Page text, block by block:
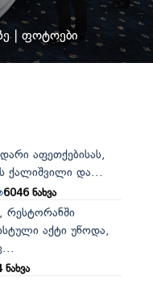
| ფოტოები
აფეთქებისას,
ქალიშვილი და...
6046ნახვა
რესტორანში
აქტი უწოდა,
ნახვა